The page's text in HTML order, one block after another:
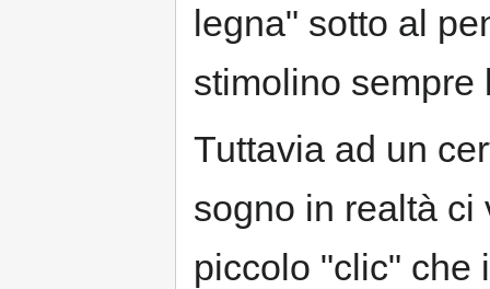
legna" sotto al
stimolino sempre
Tuttavia ad un
sogno in realtà ci
piccolo "clic" che